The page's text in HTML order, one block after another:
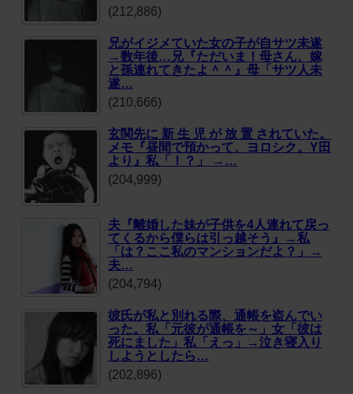
(212,886)
兄がイジメていた女の子が自サツ未遂
→数年後…兄『ただいま！母さん、嫁
と孫連れてきたよ＾＾』母「サツ人未
遂…
(210,666)
玄関先に 新 生 児 が 放 置 されていた。
メモ『昼間で預かって、ヨロシク。Y田
より』私「！？」 →…
(204,999)
夫『離婚した妹が子供を4人連れて戻っ
てくるから僕らは引っ越そう』→私
「は？ここ私のマンションだよ？」→
夫…
(204,794)
彼氏が私と別れる際、通帳を盗んでい
った。私「元彼が通帳を～」女「彼は
死にました」私「えっ」→泣き寝入り
しようとしたら…
(202,896)